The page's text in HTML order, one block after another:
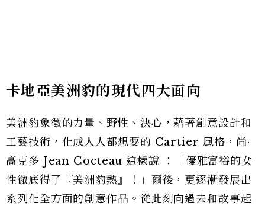
卡地亞美洲豹的現代四大面向
美洲豹象徵的力量、野性、決心，藉著創意設計和
工藝技術，化成人人都想要的 Cartier 風格，尚·
高克多 Jean Cocteau 這樣說 ：「優雅富裕的女
性徹底得了『美洲豹熱』！」爾後，更逐漸發展出
系列化全方面的創意作品。從此刻向過去和故事起